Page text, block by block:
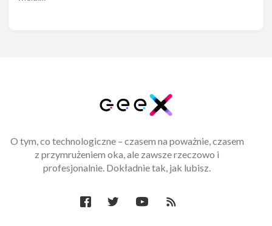
O tym, co technologiczne – czasem na poważnie, czasem
z przymrużeniem oka, ale zawsze rzeczowo i
profesjonalnie. Dokładnie tak, jak lubisz.